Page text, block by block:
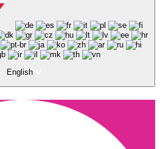
English